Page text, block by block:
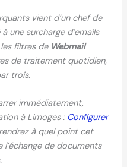
vient d’un chef de
une surcharge d’emails
filtres de Webmail
de traitement quotidien,
trois.
immédiatement,
à Limoges : Configurer
à quel point cet
de documents